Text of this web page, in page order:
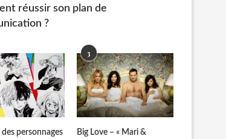
réussir son plan de
?
des personnages
3
Big Love – « Mari &